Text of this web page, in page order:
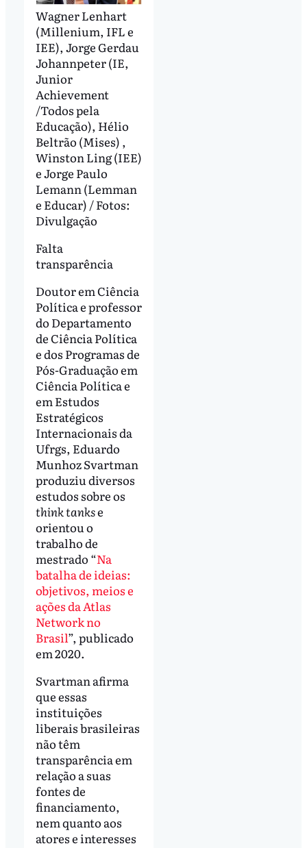
Wagner Lenhart
(Millenium, IFL e
IEE), Jorge Gerdau
Johannpeter (IE,
Junior
Achievement
/Todos pela
Educação), Hélio
Beltrão (Mises) ,
Winston Ling (IEE)
e Jorge Paulo
Lemann (Lemman
e Educar) / Fotos:
Divulgação
Falta
transparência
Doutor em Ciência
Política e professor
do Departamento
de Ciência Política
e dos Programas de
Pós-Graduação em
Ciência Política e
em Estudos
Estratégicos
Internacionais da
Ufrgs, Eduardo
Munhoz Svartman
produziu diversos
estudos sobre os
think tankse
orientou o
trabalho de
mestrado “Na
batalha de ideias:
objetivos, meios e
ações da Atlas
Network no
Brasil”, publicado
em 2020.
Svartman afirma
que essas
instituições
liberais brasileiras
não têm
transparência em
relação a suas
fontes de
financiamento,
nem quanto aos
atores e interesses